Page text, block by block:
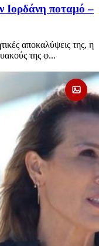
Ιορδάνη ποταμό –
αποκαλύψεις της, η
της φ...